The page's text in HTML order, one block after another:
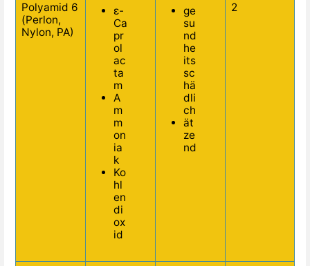
Polyamid 6
(Perlon,
Nylon, PA)
ε-
Ca
pr
ol
ac
ta
m
A
m
m
on
ia
k
Ko
hl
en
di
ox
id
ge
su
nd
he
its
sc
hä
dli
ch
ät
ze
nd
2